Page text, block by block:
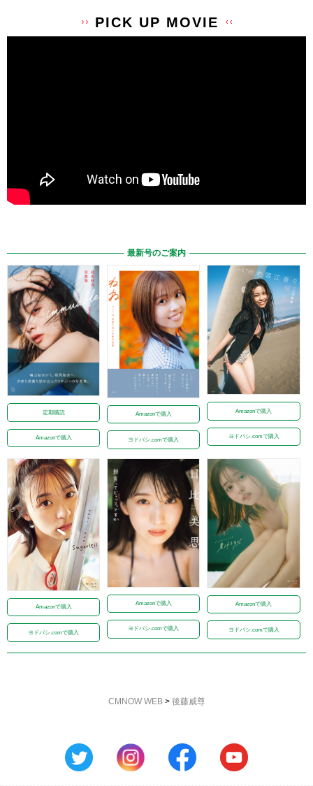
PICK UP MOVIE
最新号のご案内
定期購読
Amazonで購入
Amazonで購入
ヨドバシ.comで購入
Amazonで購入
ヨドバシ.comで購入
Amazonで購入
ヨドバシ.comで購入
Amazonで購入
ヨドバシ.comで購入
Amazonで購入
ヨドバシ.comで購入
CMNOW WEB> 後藤威尊